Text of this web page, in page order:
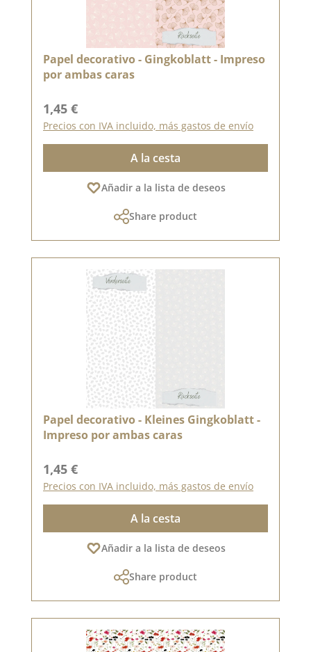
Papel decorativo - Gingkoblatt - Impreso
por ambas caras
Precio normal:
1,45 €
Precios con IVA incluido, más gastos de envío
A la cesta
Añadir a la lista de deseos
Share product
Papel decorativo - Kleines Gingkoblatt -
Impreso por ambas caras
Precio normal:
1,45 €
Precios con IVA incluido, más gastos de envío
A la cesta
Añadir a la lista de deseos
Share product